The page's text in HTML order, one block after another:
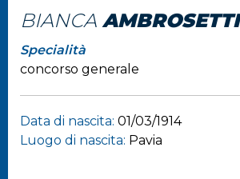
BIANCA AMBROSETTI
Specialità
concorso generale
Data di nascita: 01/03/1914
Luogo di nascita: Pavia